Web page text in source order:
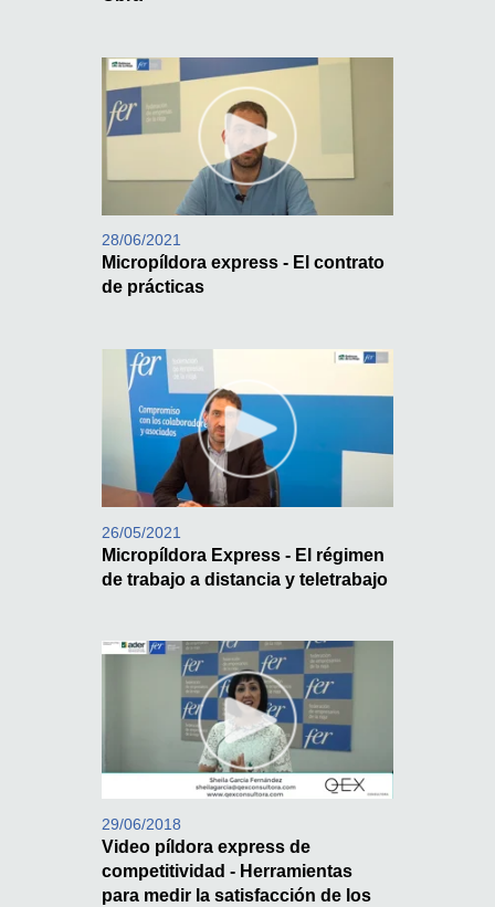
28/06/2021
Micropíldora express - El contrato
de prácticas
26/05/2021
Micropíldora Express - El régimen
de trabajo a distancia y teletrabajo
29/06/2018
Video píldora express de
competitividad - Herramientas
para medir la satisfacción de los